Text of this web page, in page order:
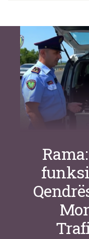
inteligjente izraelite
Nga Or Shalom